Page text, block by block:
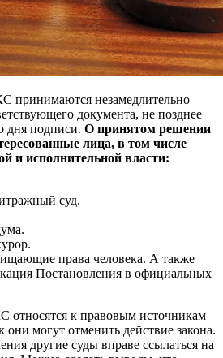
принимаются незамедлительно
документа, не позднее
дня подписи. О принятом решении
лица, в том числе
и исполнительной власти:
суд.
права человека. А также
Постановления в официальных
относятся к правовым источникам
они могут отменить действие закона.
другие суды вправе ссылаться на